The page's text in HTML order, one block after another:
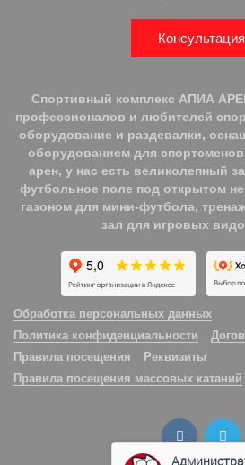
Консультация
Спортивный комплекс АПИА
профессионалов и любителей
оборудование и раздевалки,
оборудованием для
арен, у нас есть великолепный
футбольное поле под открытом
газоном для мини-футбола,
зал для игровых
Обработка персональных данных
Политика конфиденциальности
Правила посещения
Реквизиты
Правила посещения массовых катаний